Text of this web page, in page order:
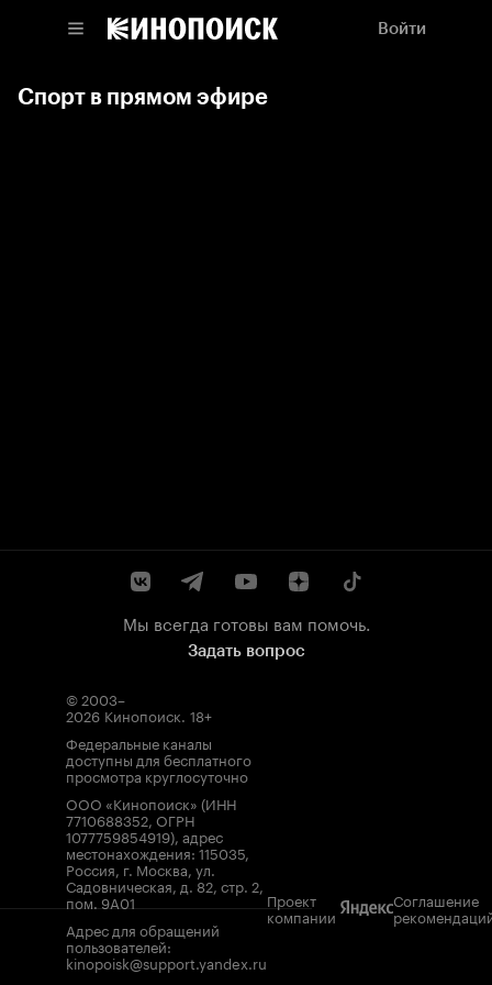
Войти
Спорт в прямом эфире
Мы всегда готовы вам помочь.
Задать вопрос
© 2003–
2026 Кинопоиск. 18+
Федеральные каналы
доступны для бесплатного
просмотра круглосуточно
ООО «Кинопоиск» (ИНН
7710688352, ОГРН
1077759854919), адрес
местонахождения: 115035,
Россия, г. Москва, ул.
Садовническая, д. 82, стр. 2,
пом. 9А01
Адрес для обращений
пользователей:
kinopoisk@support.yandex.ru
Проект
компании
Соглашение